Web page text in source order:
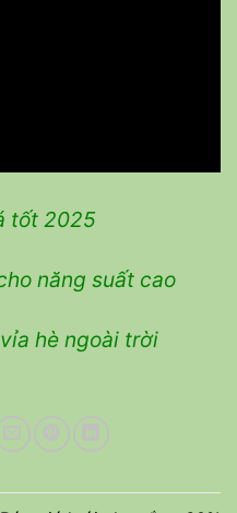
tốt 2025
năng suất cao
hè ngoài trời